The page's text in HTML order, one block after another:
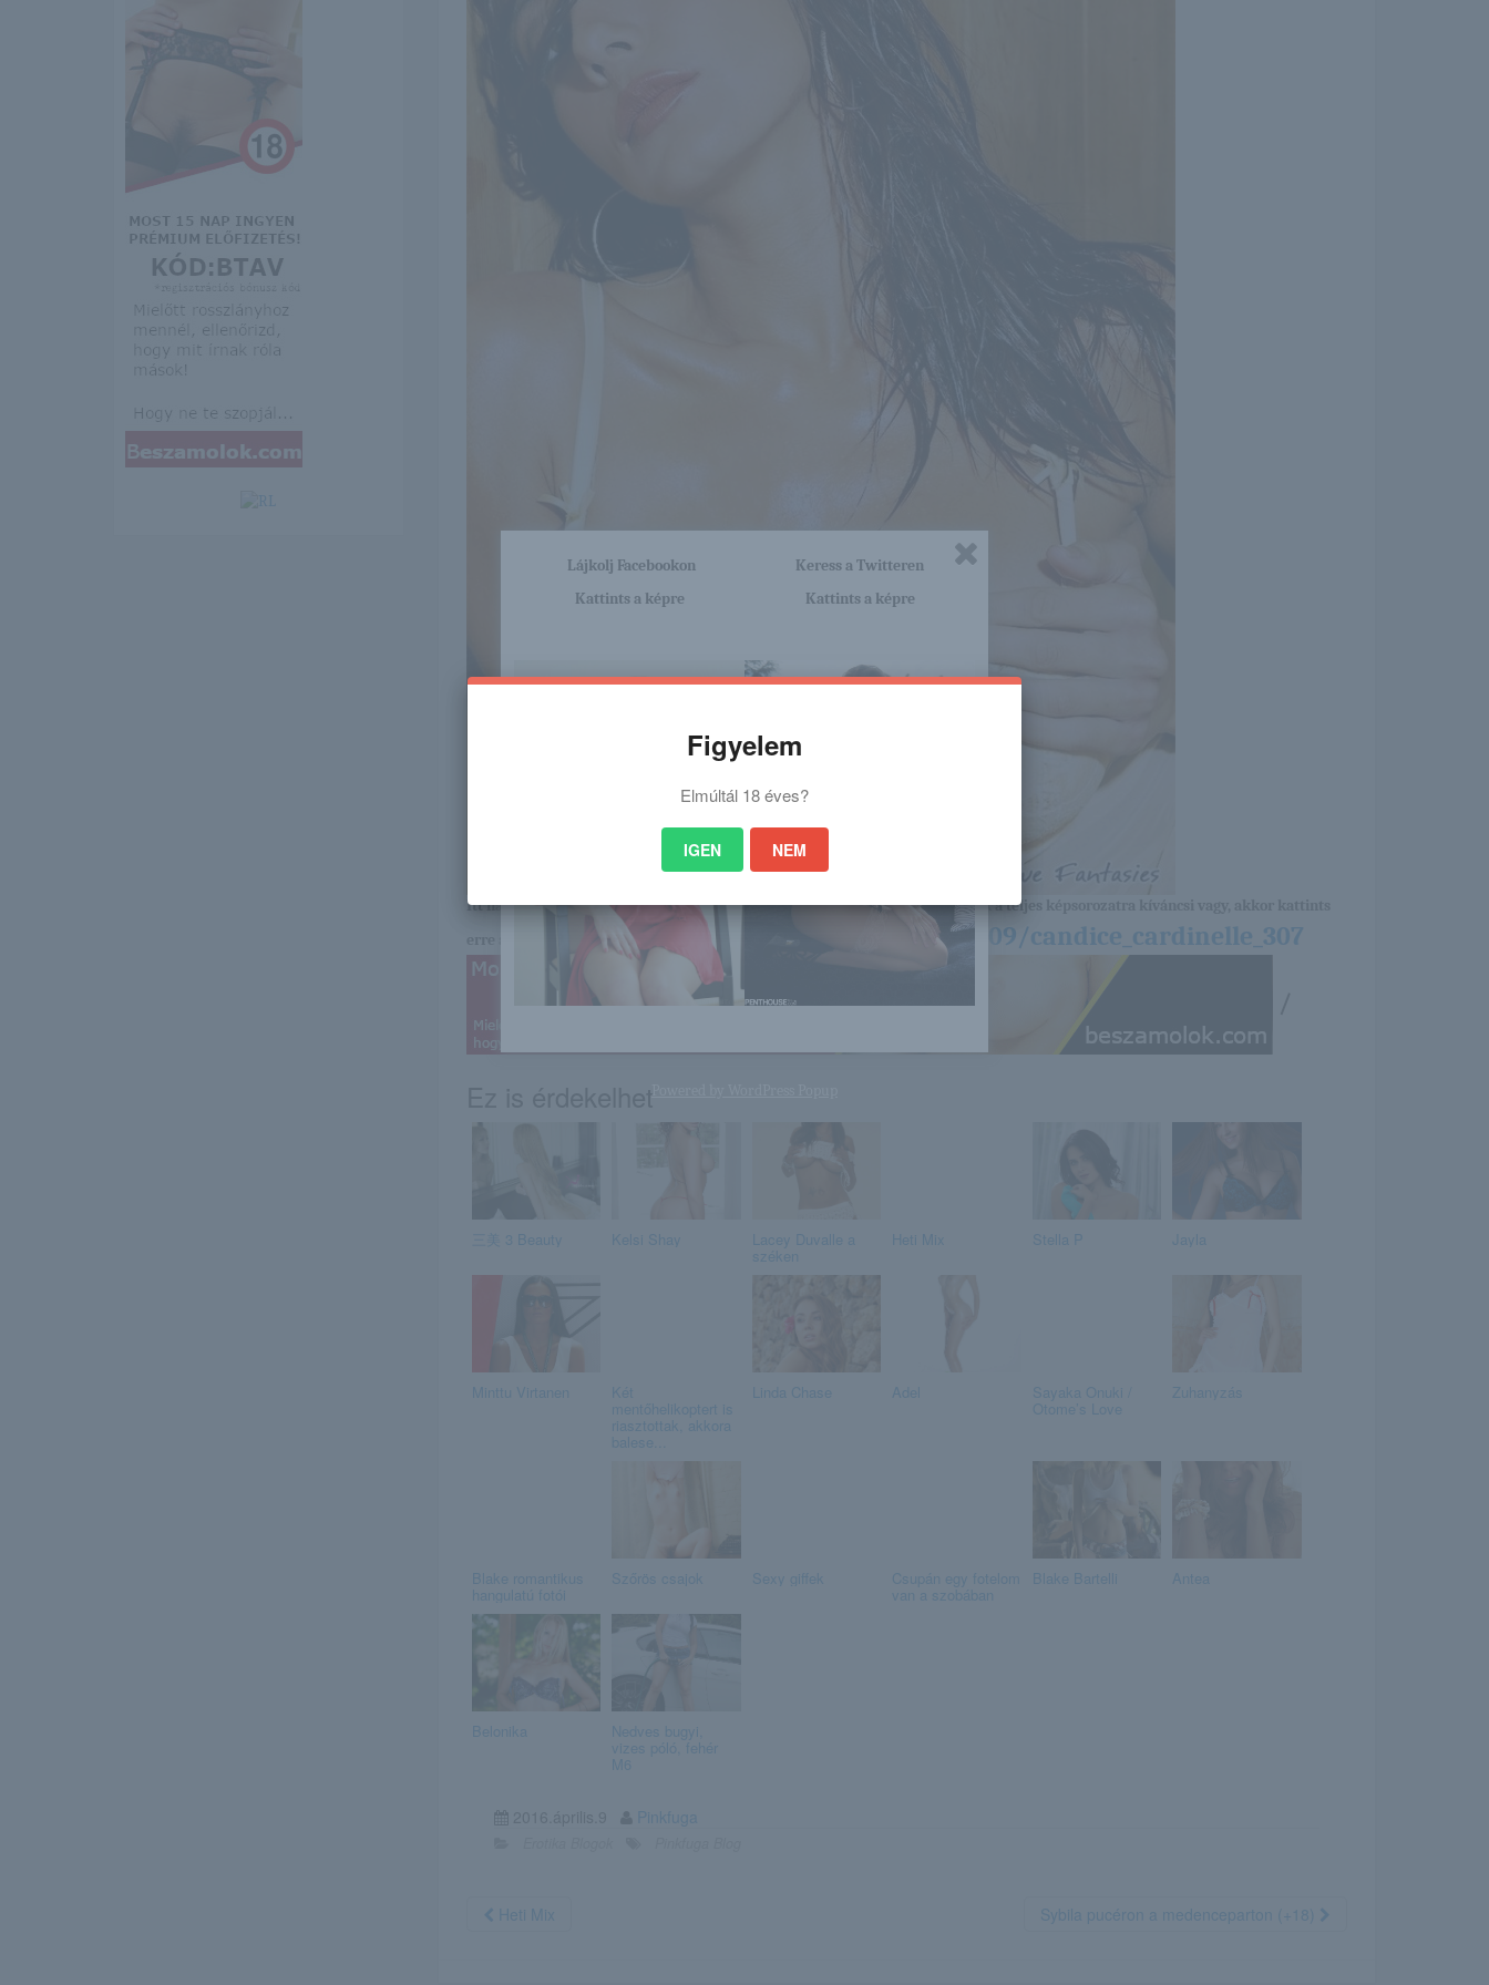
Itt nagyon sok olyan lány van, aki cseppet sem szégyenlős. Ha ennek a lánynak a teljes képsorozatra kíváncsi vagy, akkor kattints
http://pinkfuga.blog.hu/2016/04/09/candice_cardinelle_307
Ez is érdekelhet
三美 3 Beauty Kelsi Shay Lacey Duvalle a
széken
Heti Mix Stella P Jayla
Minttu Virtanen Két
mentőhelikoptert is
riasztottak, akkora
balese...
Linda Chase Adel Sayaka Onuki /
Otome’s Love
Zuhanyzás
Blake romantikus
hangulatú fotói
Szőrös csajok Sexy giffek Csupán egy fotelom
van a szobában
Blake Bartelli Antea
Belonika Nedves bugyi,
vizes póló, fehér
M6
Pinkfuga
Heti Mix Sybila pucéron a medenceparton (+18)
Lájkolj Facebookon
Kattints a képre
Keress a Twitteren
Kattints a képre
Powered by
Figyelem
Elmúltál 18 éves?
IGEN NEM